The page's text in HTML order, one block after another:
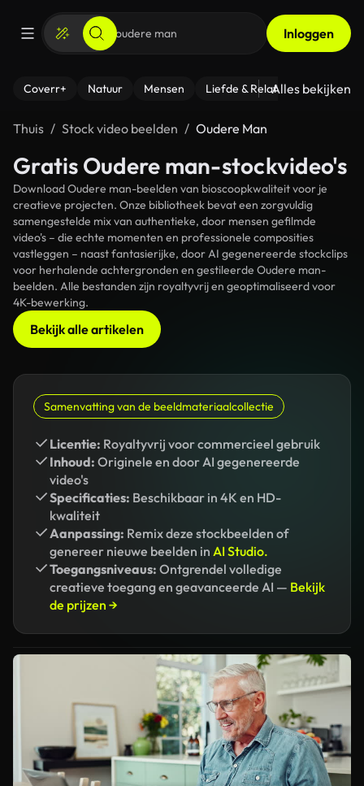
Inloggen
Coverr+ Natuur Mensen Liefde & Relaties - Fitness
Alles bekijken
Thuis Stock video beelden Oudere Man
Gratis Oudere man-stockvideo's
Download Oudere man-beelden van bioscoopkwaliteit voor je
creatieve projecten. Onze bibliotheek bevat een zorgvuldig
samengestelde mix van authentieke, door mensen gefilmde
video's – die echte momenten en professionele composities
vastleggen – naast fantasierijke, door AI gegenereerde stockclips
voor herhalende achtergronden en gestileerde Oudere man-
beelden. Alle bestanden zijn royaltyvrij en geoptimaliseerd voor
4K-bewerking.
Bekijk alle artikelen
Samenvatting van de beeldmateriaalcollectie
Licentie: Royaltyvrij voor commercieel gebruik
Inhoud: Originele en door AI gegenereerde
video's
Specificaties: Beschikbaar in 4K en HD-
kwaliteit
Aanpassing: Remix deze stockbeelden of
genereer nieuwe beelden in AI Studio.
Toegangsniveaus: Ontgrendel volledige
creatieve toegang en geavanceerde AI — Bekijk
de prijzen →